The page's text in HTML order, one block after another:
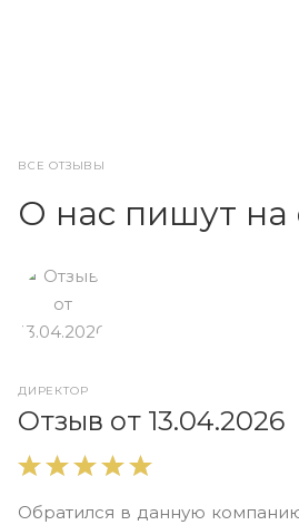
ВСЕ ОТЗЫВЫ
О нас пишут на
ДИРЕКТОР
Отзыв от 13.04.2026
Обратился в данную